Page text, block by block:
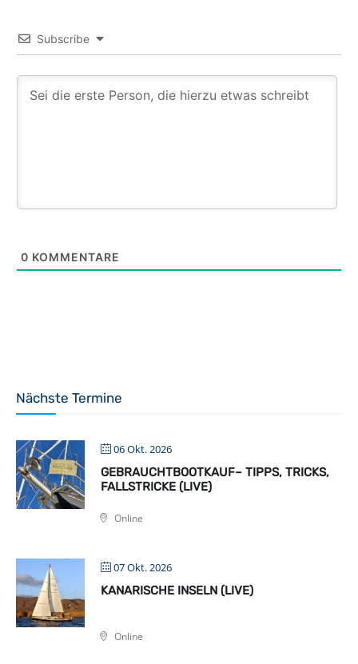
Subscribe
0 KOMMENTARE
Nächste Termine
06 Okt. 2026
GEBRAUCHTBOOTKAUF– TIPPS, TRICKS,
FALLSTRICKE (LIVE)
Online
07 Okt. 2026
KANARISCHE INSELN (LIVE)
Online